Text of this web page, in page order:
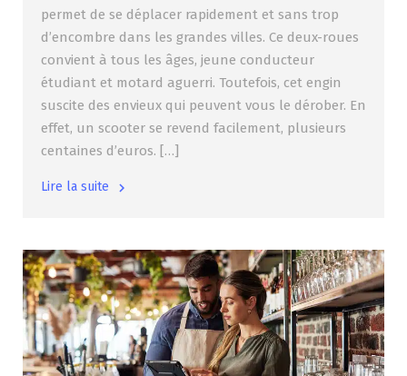
permet de se déplacer rapidement et sans trop
d’encombre dans les grandes villes. Ce deux-roues
convient à tous les âges, jeune conducteur
étudiant et motard aguerri. Toutefois, cet engin
suscite des envieux qui peuvent vous le dérober. En
effet, un scooter se revend facilement, plusieurs
centaines d’euros. […]
Lire la suite